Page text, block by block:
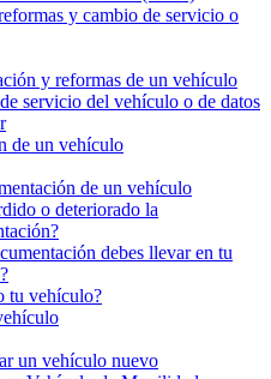
y cambio de servicio o
y reformas de un vehículo
servicio del vehículo o de datos
de un vehículo
de un vehículo
o deteriorado la
debes llevar en tu
tu vehículo?
un vehículo nuevo